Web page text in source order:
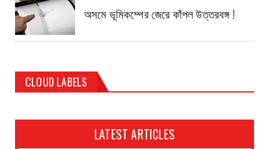
অসমে ভূমিকম্পের জেরে কাঁপল উত্তরবঙ্গ !
CLOUD LABELS
LATEST ARTICLES